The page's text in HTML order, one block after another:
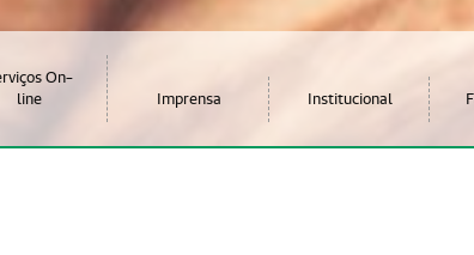
On-
line
Imprensa Institucional